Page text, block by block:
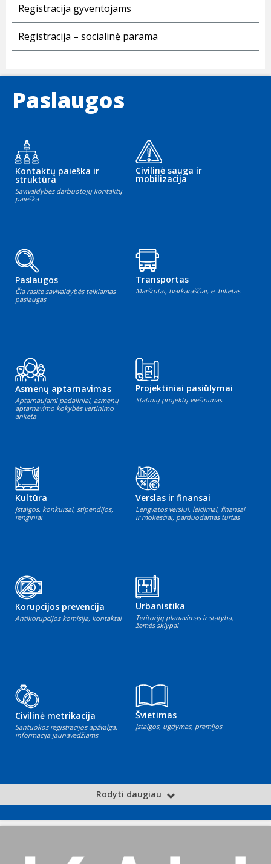
Registracija gyventojams
Registracija – socialinė parama
Paslaugos
Kontaktų paieška ir
struktūra
Savivaldybės darbuotojų kontaktų
paieška
Civilinė sauga ir
mobilizacija
Paslaugos
Čia rasite savivaldybės teikiamas
paslaugas
Transportas
Maršrutai, tvarkaraščiai, e. bilietas
Asmenų aptarnavimas
Aptarnaujami padaliniai, asmenų
aptarnavimo kokybės vertinimo
anketa
Projektiniai pasiūlymai
Statinių projektų viešinimas
Kultūra
Įstaigos, konkursai, stipendijos,
renginiai
Verslas ir finansai
Lengvatos verslui, leidimai, finansai
ir mokesčiai, parduodamas turtas
Korupcijos prevencija
Antikorupcijos komisija, kontaktai
Urbanistika
Teritorijų planavimas ir statyba,
žemės sklypai
Civilinė metrikacija
Santuokos registracijos apžvalga,
informacija jaunavedžiams
Švietimas
Įstaigos, ugdymas, premijos
Rodyti daugiau